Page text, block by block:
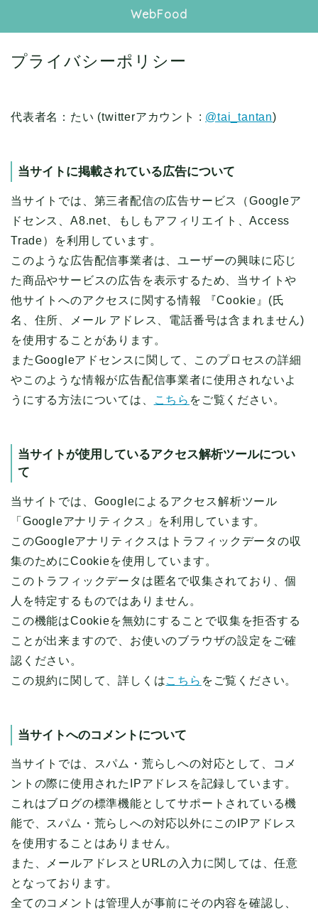
WebFood
プライバシーポリシー
代表者名：たい (twitterアカウント : @tai_tantan)
当サイトに掲載されている広告について
当サイトでは、第三者配信の広告サービス（Googleア
ドセンス、A8.net、もしもアフィリエイト、Access
Trade）を利用しています。
このような広告配信事業者は、ユーザーの興味に応じ
た商品やサービスの広告を表示するため、当サイトや
他サイトへのアクセスに関する情報 『Cookie』(氏
名、住所、メール アドレス、電話番号は含まれません)
を使用することがあります。
またGoogleアドセンスに関して、このプロセスの詳細
やこのような情報が広告配信事業者に使用されないよ
うにする方法については、
こちら をご覧ください。
当サイトが使用しているアクセス解析ツールについ
て
当サイトでは、Googleによるアクセス解析ツール
「Googleアナリティクス」を利用しています。
このGoogleアナリティクスはトラフィックデータの収
集のためにCookieを使用しています。
このトラフィックデータは匿名で収集されており、個
人を特定するものではありません。
この機能はCookieを無効にすることで収集を拒否する
ことが出来ますので、お使いのブラウザの設定をご確
認ください。
この規約に関して、詳しくはこちら をご覧ください。
当サイトへのコメントについて
当サイトでは、スパム・荒らしへの対応として、コメ
ントの際に使用されたIPアドレスを記録しています。
これはブログの標準機能としてサポートされている機
能で、スパム・荒らしへの対応以外にこのIPアドレス
を使用することはありません。
また、メールアドレスとURLの入力に関しては、任意
となっております。
全てのコメントは管理人が事前にその内容を確認し、